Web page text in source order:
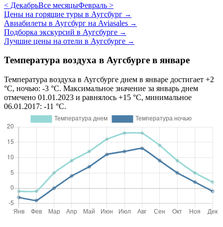
< ДекабрьВсе месяцыФевраль >
Цены на горящие туры в Аугсбург →
Авиабилеты в Аугсбург на Aviasales →
Подборка экскурсий в Аугсбурге →
Лучшие цены на отели в Аугсбурге →
Температура воздуха в Аугсбурге в январе
Температура воздуха в Аугсбурге днем в январе достигает +2
°C, ночью: -3 °C. Максимальное значение за январь днем
отмечено 01.01.2023 и равнялось +15 °C, минимальное
06.01.2017: -11 °C.